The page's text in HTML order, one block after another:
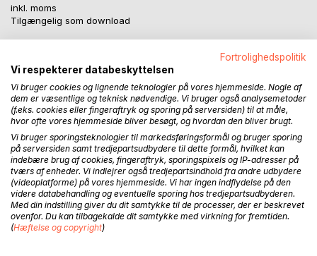
inkl. moms
Tilgængelig som download
LÆG I INDKØBSKURVEN
Føj til ønskeliste
Anmeld titel
BESKRIVELSE
Fortrolighedspolitik
Vi respekterer databeskyttelsen
Vi bruger cookies og lignende teknologier på vores hjemmeside. Nogle af
dem er væsentlige og teknisk nødvendige. Vi bruger også analysemetoder
(f.eks. cookies eller fingeraftryk og sporing på serversiden) til at måle,
hvor ofte vores hjemmeside bliver besøgt, og hvordan den bliver brugt.
Vi bruger sporingsteknologier til markedsføringsformål og bruger sporing
på serversiden samt tredjepartsudbydere til dette formål, hvilket kan
indebære brug af cookies, fingeraftryk, sporingspixels og IP-adresser på
tværs af enheder. Vi indlejrer også tredjepartsindhold fra andre udbydere
(videoplatforme) på vores hjemmeside. Vi har ingen indflydelse på den
videre databehandling og eventuelle sporing hos tredjepartsudbyderen.
Med din indstilling giver du dit samtykke til de processer, der er beskrevet
ovenfor. Du kan tilbagekalde dit samtykke med virkning for fremtiden.
(Hæftelse og copyright)